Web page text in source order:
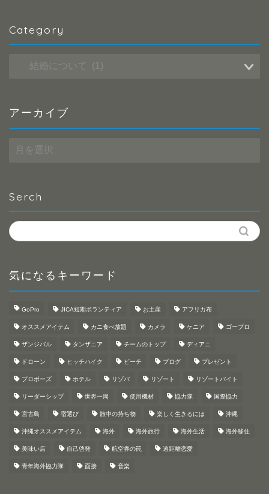
Category
アーカイブ
ー
ブ
Serch
気になるキーワード
GoPro JICA短期ボランティア お土産 アフリカ布
オススメアイテム カニ食べ放題 カメラ ケニア ゴープロ
ザンジバル タンザニア チームのトップ ディアニ
ドローン ヒッチハイク ビーチ ブログ プレゼント
プロポーズ ホテル リゾバ リゾート リゾートバイト
リーダーシップ 世界一周 使用機材 協力隊 国際協力
宮古島 宿選び 旅中の持ち物 楽しく生きるには 沖縄
沖縄オススメアイテム 海外 海外旅行 海外生活 海外移住
美味い店 自己啓発 航空券の罠 遠距離恋愛
青年海外協力隊 面接 音楽